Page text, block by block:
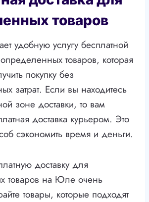
товаров
удобную услугу бесплатной
товаров, которая
покупку без
затрат. Если вы находитесь
зоне доставки, то вам
доставка курьером. Это
сэкономить время и деньги.
доставку для
товаров на Юле очень
товары, которые подходят